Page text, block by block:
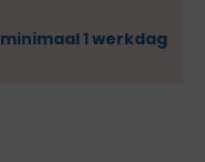
minimaal 1 werkdag